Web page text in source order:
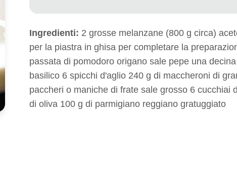
Ingredienti: 2 grosse melanzane (800 g circa)
per la piastra in ghisa per completare la
passata di pomodoro origano sale pepe una
basilico 6 spicchi d'aglio 240 g di maccheroni di
paccheri o maniche di frate sale grosso 6 cucchiai
di oliva 100 g di parmigiano reggiano gratuggiato